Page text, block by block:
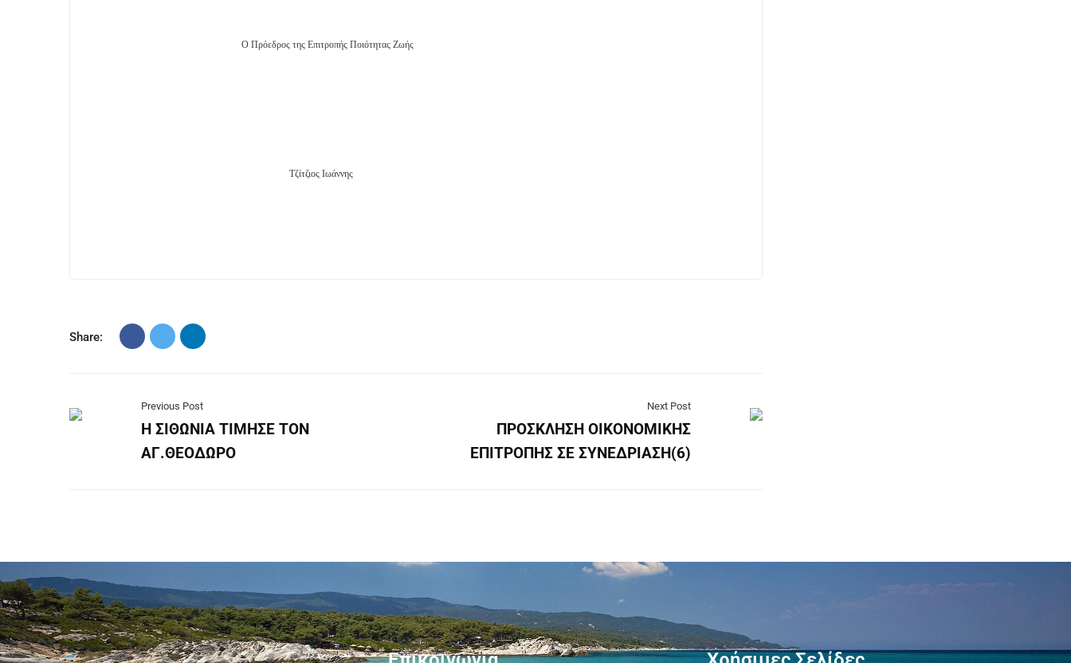
Ο Πρόεδρος της Επιτροπής Ποιότητας Ζωής
Τζίτζιος Ιωάννης
Share:
Previous Post
Η ΣΙΘΩΝΙΑ ΤΙΜΗΣΕ ΤΟΝ
ΑΓ.ΘΕΟΔΩΡΟ
Next Post
ΠΡΟΣΚΛΗΣΗ ΟΙΚΟΝΟΜΙΚΗΣ
ΕΠΙΤΡΟΠΗΣ ΣΕ ΣΥΝΕΔΡΙΑΣΗ(6)